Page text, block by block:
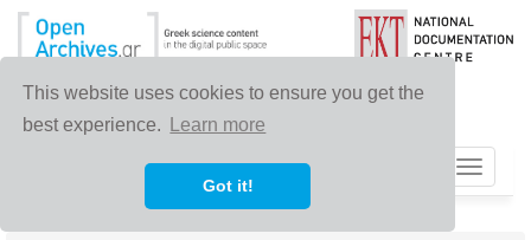
This website uses cookies to ensure you get the
best experience.
Learn more
Got it!
Toggle